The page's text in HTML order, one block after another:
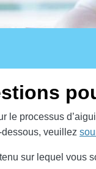
le processus
veuillez
sur lequel vous